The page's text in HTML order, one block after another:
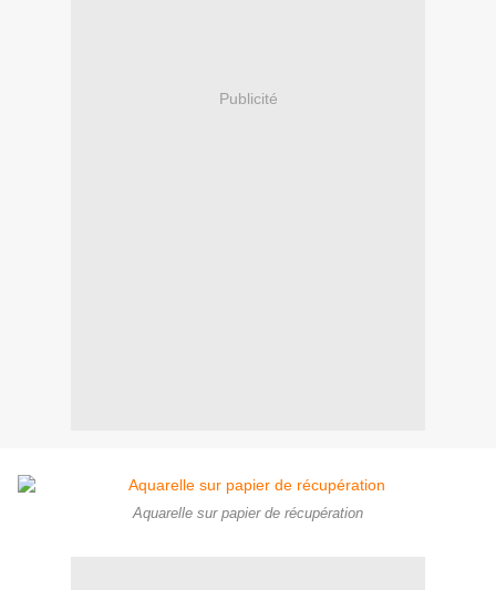
Publicité
Aquarelle sur papier de récupération